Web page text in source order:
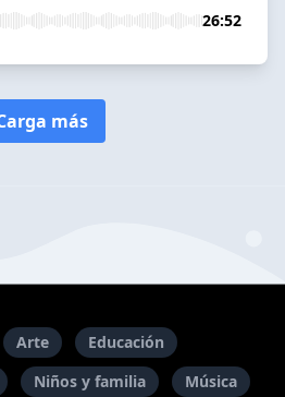
26:52
más
Arte
Educación
Niños y familia
Música